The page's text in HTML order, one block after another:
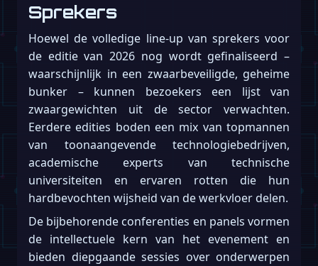
Sprekers
Hoewel de volledige line-up van sprekers voor
de editie van 2026 nog wordt gefinaliseerd –
waarschijnlijk in een zwaarbeveiligde, geheime
bunker – kunnen bezoekers een lijst van
zwaargewichten uit de sector verwachten.
Eerdere edities boden een mix van topmannen
van toonaangevende technologiebedrijven,
academische experts van technische
universiteiten en ervaren rotten die hun
hardbevochten wijsheid van de werkvloer delen.
De bijbehorende conferenties en panels vormen
de intellectuele kern van het evenement en
bieden diepgaande sessies over onderwerpen